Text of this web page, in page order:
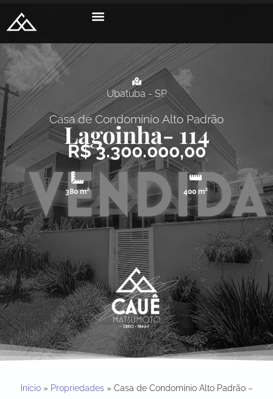
Ubatuba - SP
Casa de Condomínio Alto Padrão
Lagoinha- 114
R$ 3.300.000,00
380 m² 400 m²
Início» Propriedades » Casa de Condomínio Alto Padrão –